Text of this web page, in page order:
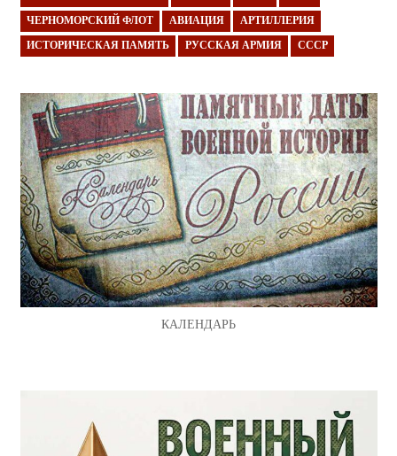
ЧЕРНОМОРСКИЙ ФЛОТ АВИАЦИЯ АРТИЛЛЕРИЯ
ИСТОРИЧЕСКАЯ ПАМЯТЬ РУССКАЯ АРМИЯ СССР
КАЛЕНДАРЬ